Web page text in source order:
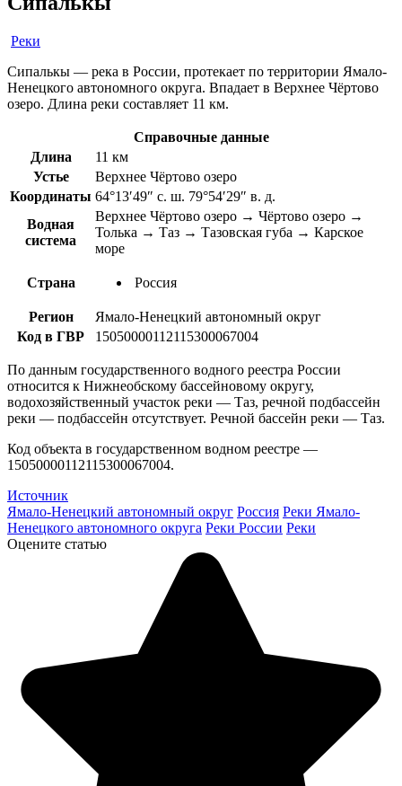
Реки
Сипалькы — река в России, протекает по территории Ямало-
Ненецкого автономного округа. Впадает в Верхнее Чёртово
озеро. Длина реки составляет 11 км.
Справочные данные
Длина
11 км
Устье
Верхнее Чёртово озеро
Координаты 64°13′49″ с. ш. 79°54′29″ в. д.
Водная
система
Верхнее Чёртово озеро → Чёртово озеро →
Толька → Таз → Тазовская губа → Карское
море
Страна Россия
Регион
Ямало-Ненецкий автономный округ
Код в ГВР
15050000112115300067004
По данным государственного водного реестра России
относится к Нижнеобскому бассейновому округу,
водохозяйственный участок реки — Таз, речной подбассейн
реки — подбассейн отсутствует. Речной бассейн реки — Таз.
Код объекта в государственном водном реестре —
15050000112115300067004.
Источник
Ямало-Ненецкий автономный округ Россия Реки Ямало-
Ненецкого автономного округа Реки России Реки
Оцените статью